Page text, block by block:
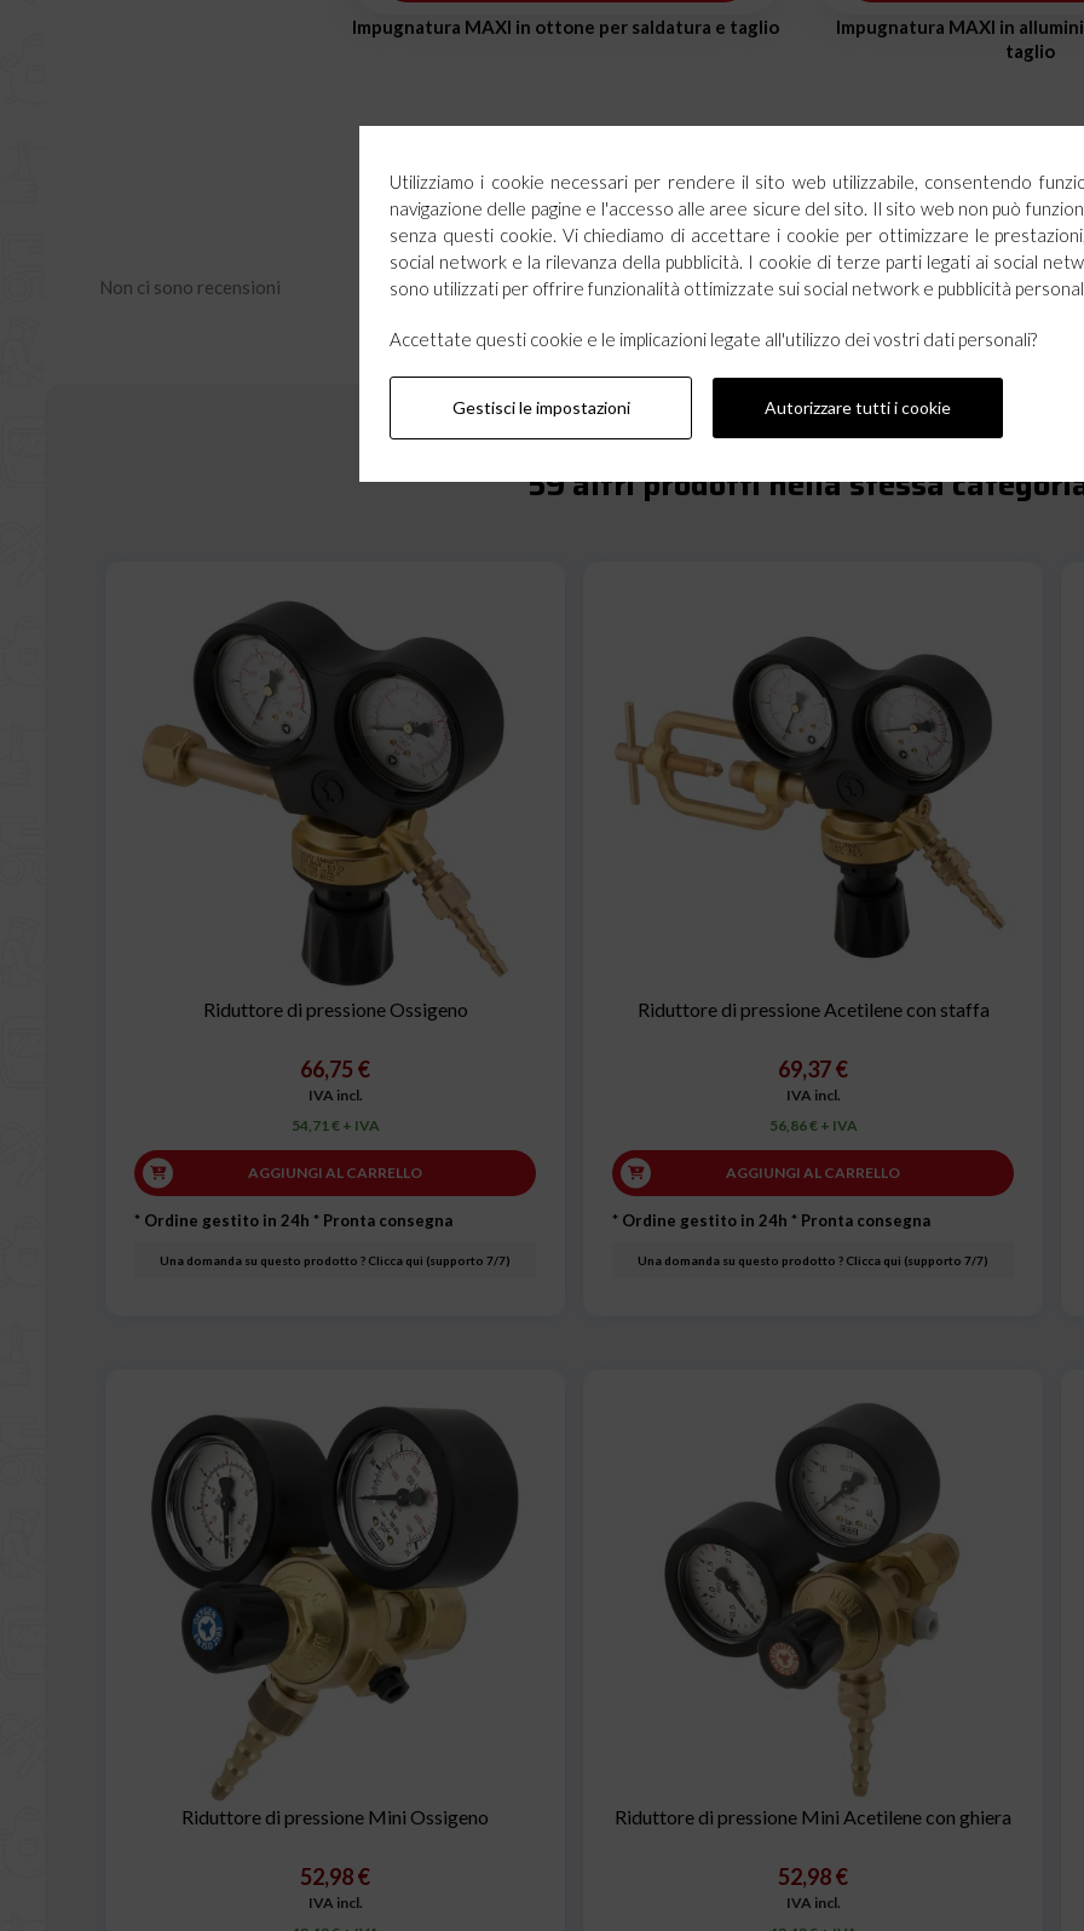
Impugnatura MAXI in ottone per saldatura e taglio
Impugnatura MAXI in
taglio
Non ci sono recensioni
59 altri prodotti nella stessa
Riduttore di pressione Ossigeno
66,75 €
IVA incl.
54,71 € + IVA
AGGIUNGI AL CARRELLO
* Ordine gestito in 24h * Pronta consegna
Una domanda su questo prodotto ? Clicca qui (supporto 7/7)
Riduttore di pressione Acetilene con staffa
69,37 €
IVA incl.
56,86 € + IVA
AGGIUNGI AL CARRELLO
* Ordine gestito in 24h * Pronta consegna
Una domanda su questo prodotto ? Clicca qui (supporto 7/7)
Riduttore di pressione Mini Ossigeno
52,98 €
IVA incl.
Riduttore di pressione Mini Acetilene con ghiera
52,98 €
IVA incl.
Utilizziamo i cookie necessari per rendere il sito web utilizzabile, consentendo
navigazione delle pagine e l'accesso alle aree sicure del sito. Il sito web non può
senza questi cookie. Vi chiediamo di accettare i cookie per ottimizzare le
social network e la rilevanza della pubblicità. I cookie di terze parti legati ai social
sono utilizzati per offrire funzionalità ottimizzate sui social network e pubblicità
Accettate questi cookie e le implicazioni legate all'utilizzo dei vostri dati personali?
Gestisci le impostazioni Autorizzare tutti i cookie